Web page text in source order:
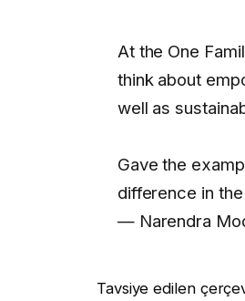
At the One
think about
well as
Gave the
difference in
— Narendra
Tavsiye edilen